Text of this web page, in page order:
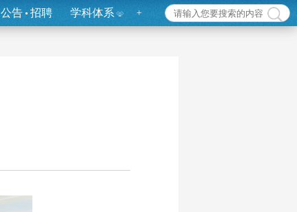
公告 招聘 学科体系 +